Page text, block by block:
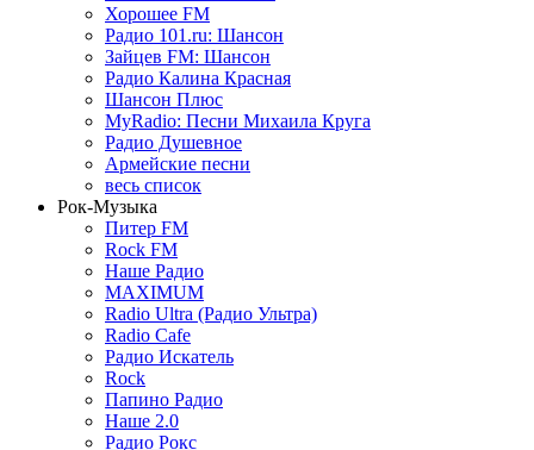
Хорошее FM
Радио 101.ru: Шансон
Зайцев FM: Шансон
Радио Калина Красная
Шансон Плюс
MyRadio: Песни Михаила Круга
Радио Душевное
Армейские песни
весь список
Рок-Музыка
Питер FM
Rock FM
Наше Радио
MAXIMUM
Radio Ultra (Радио Ультра)
Radio Cafe
Радио Искатель
Rock
Папино Радио
Наше 2.0
Радио Рокс